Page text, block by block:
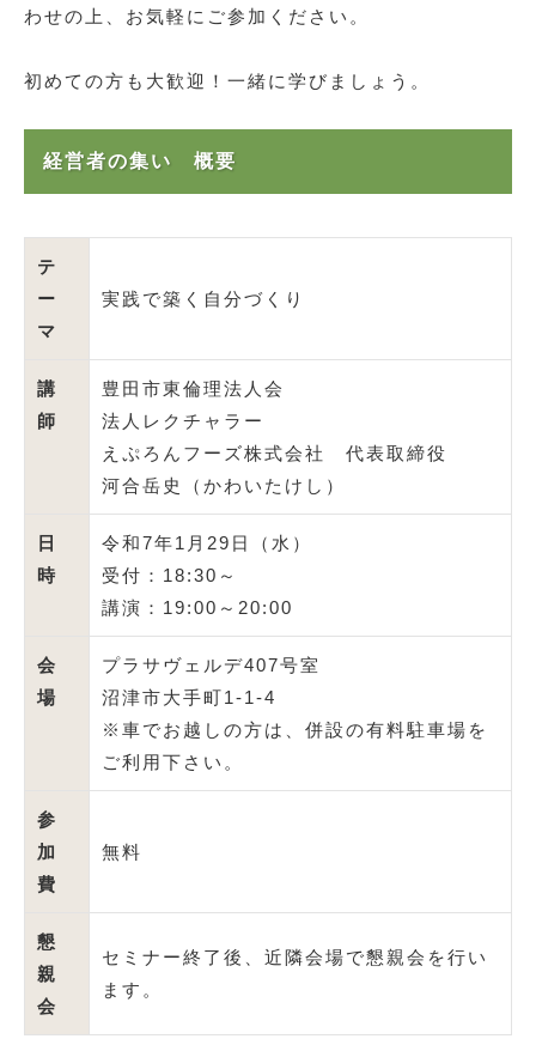
わせの上、お気軽にご参加ください。
初めての方も大歓迎！一緒に学びましょう。
経営者の集い 概要
テ
ー
マ
実践で築く自分づくり
講
師
豊田市東倫理法人会
法人レクチャラー
えぷろんフーズ株式会社 代表取締役
河合岳史（かわいたけし）
日
時
令和7年1月29日（水）
受付：18:30～
講演：19:00～20:00
会
場
プラサヴェルデ407号室
沼津市大手町1-1-4
※車でお越しの方は、併設の有料駐車場を
ご利用下さい。
参
加
費
無料
懇
親
会
セミナー終了後、近隣会場で懇親会を行い
ます。